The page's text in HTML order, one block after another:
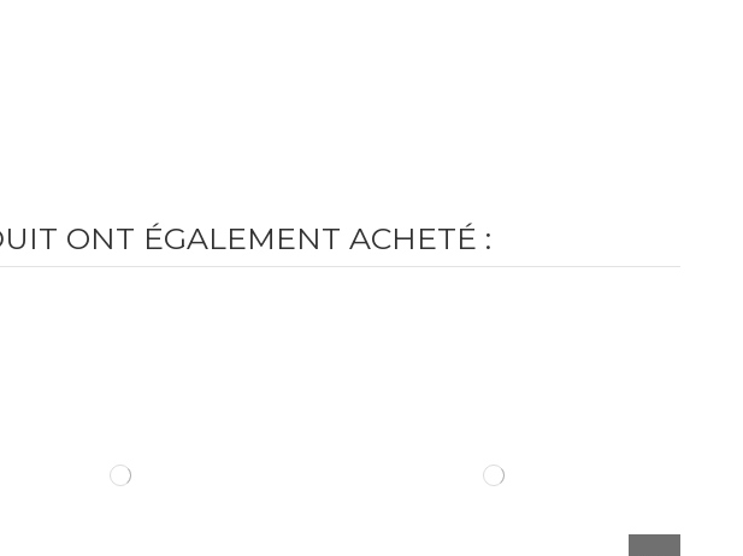
ONT ÉGALEMENT ACHETÉ :